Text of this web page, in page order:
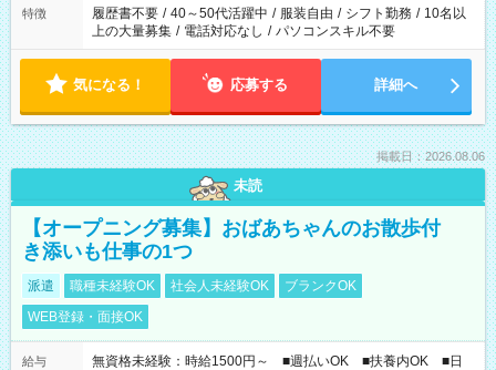
特徴 履歴書不要 / 40～50代活躍中 / 服装自由 / シフト勤務 / 10名以
上の大量募集 / 電話対応なし / パソコンスキル不要
気になる！ 応募する 詳細へ
掲載日：2026.08.06
未読
【オープニング募集】おばあちゃんのお散歩付
き添いも仕事の1つ
派遣 職種未経験OK 社会人未経験OK
ブランクOK
WEB登録・面接OK
給与
無資格未経験：時給1500円～ ■週払いOK ■扶養内OK ■日